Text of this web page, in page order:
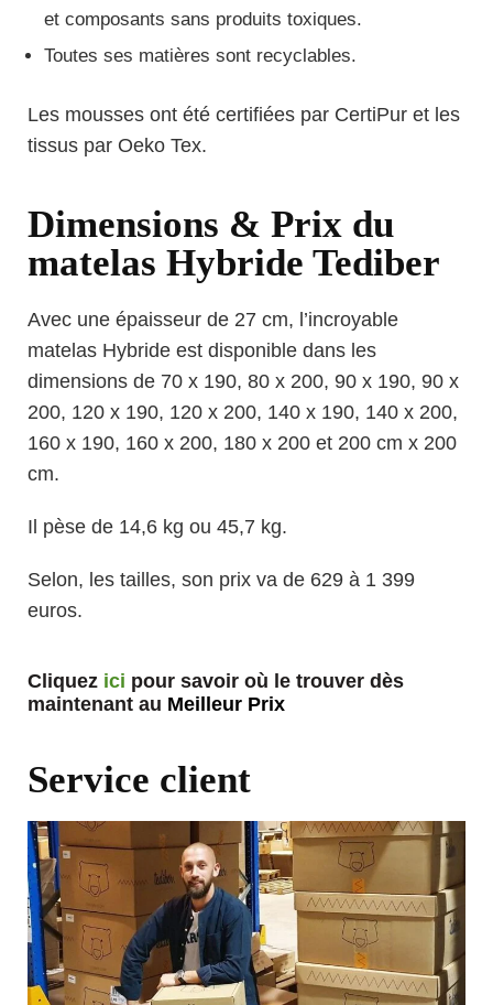
et composants sans produits toxiques.
Toutes ses matières sont recyclables.
Les mousses ont été certifiées par CertiPur et les
tissus par Oeko Tex.
Dimensions & Prix du
matelas Hybride Tediber
Avec une épaisseur de 27 cm, l’incroyable
matelas Hybride est disponible dans les
dimensions de 70 x 190, 80 x 200, 90 x 190, 90 x
200, 120 x 190, 120 x 200, 140 x 190, 140 x 200,
160 x 190, 160 x 200, 180 x 200 et 200 cm x 200
cm.
Il pèse de 14,6 kg ou 45,7 kg.
Selon, les tailles, son prix va de 629 à 1 399
euros.
Cliquez ici pour savoir où le trouver dès
maintenant au Meilleur Prix
Service client